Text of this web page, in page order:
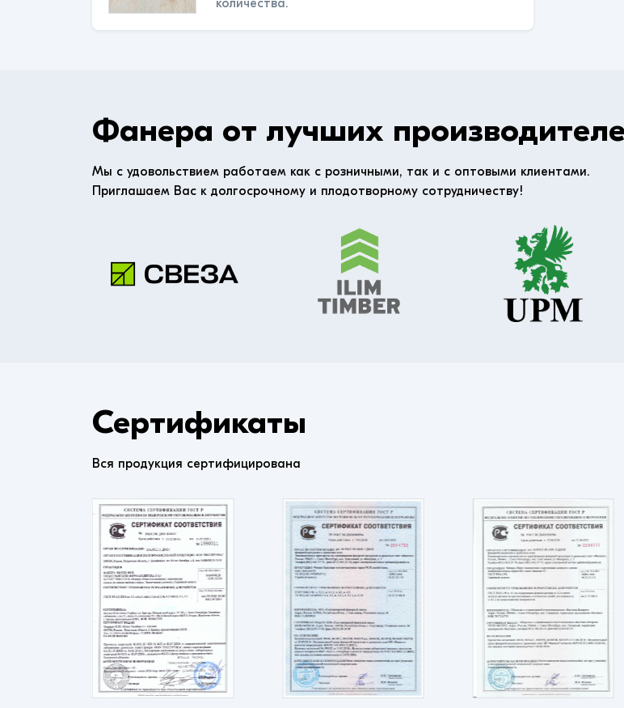
количества.
Фанера от лучших
Мы с удовольствием работаем как с розничными, так и с оптовыми клиентами.
Приглашаем Вас к долгосрочному и плодотворному сотрудничеству!
Сертификаты
Вся продукция сертифицирована